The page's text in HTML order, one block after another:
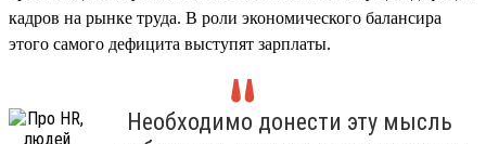
кадров на рынке труда. В роли экономического балансира
этого самого дефицита выступят зарплаты.
Необходимо донести эту мысль